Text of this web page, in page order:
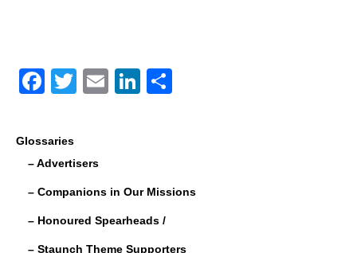
F
c
e
b
o
T
er
E
Li
dI
Glossaries
– Advertisers
– Companions in Our Missions
– Honoured Spearheads /
– Staunch Theme Supporters